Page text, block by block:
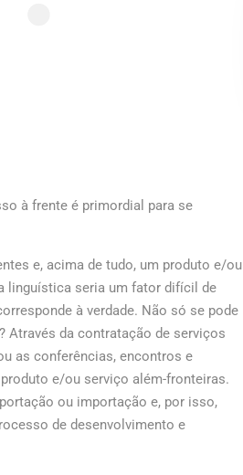
à frente é primordial para se
e, acima de tudo, um produto e/ou
linguística seria um fator difícil de
à verdade. Não só se pode
Através da contratação de serviços
as conferências, encontros e
e/ou serviço além-fronteiras.
ou importação e, por isso,
de desenvolvimento e